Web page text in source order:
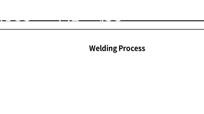
Welding Process